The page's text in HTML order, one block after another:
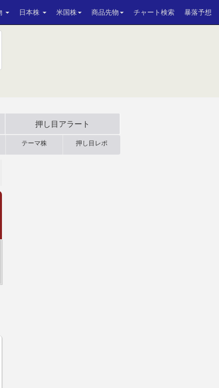
日本株 米国株 商品先物 チャート検索 暴落予想
押し目アラート
テーマ株 押し目レポ